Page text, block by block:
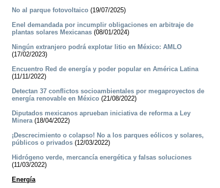
No al parque fotovoltaico (19/07/2025)
Enel demandada por incumplir obligaciones en arbitraje de
plantas solares Mexicanas (08/01/2024)
Ningún extranjero podrá explotar litio en México: AMLO
(17/02/2023)
Encuentro Red de energía y poder popular en América Latina
(11/11/2022)
Detectan 37 conflictos socioambientales por megaproyectos de
energía renovable en México (21/08/2022)
Diputados mexicanos aprueban iniciativa de reforma a Ley
Minera(18/04/2022)
¡Descrecimiento o colapso! No a los parques eólicos y solares,
públicos o privados (12/03/2022)
Hidrógeno verde, mercancía energética y falsas soluciones
(11/03/2022)
Energía